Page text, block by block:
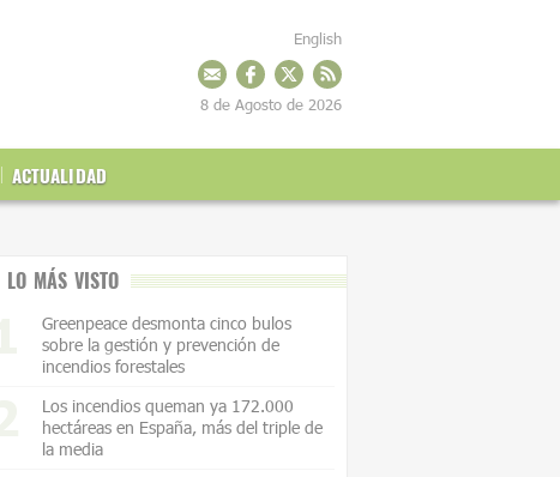
ACTUALIDAD
English
8 de Agosto de 2026
LO MÁS VISTO
Greenpeace desmonta cinco bulos
sobre la gestión y prevención de
incendios forestales
Los incendios queman ya 172.000
hectáreas en España, más del triple de
la media